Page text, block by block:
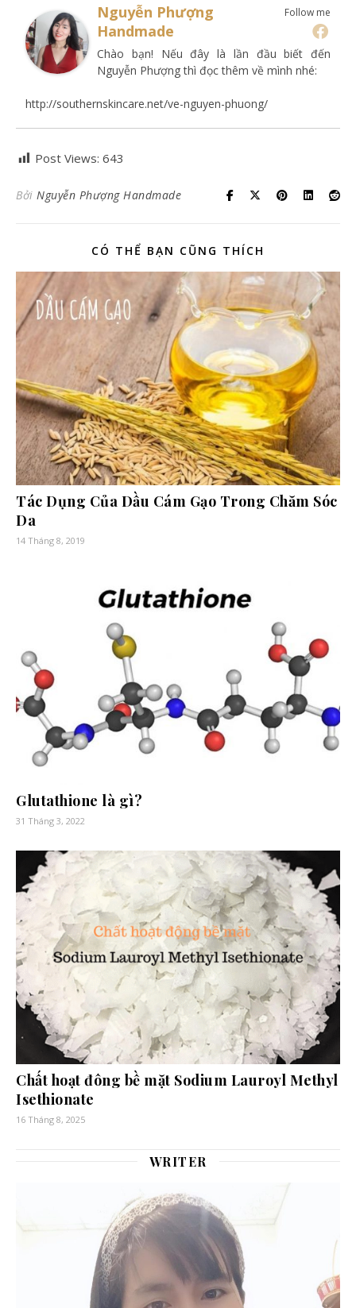
Follow me
Nguyễn Phượng
Handmade
Chào bạn! Nếu đây là lần đầu biết đến
Nguyễn Phượng thì đọc thêm về mình nhé:
http://southernskincare.net/ve-nguyen-phuong/
Post Views: 643
Bởi Nguyễn Phượng Handmade
CÓ THỂ BẠN CŨNG THÍCH
Tác Dụng Của Dầu Cám Gạo Trong Chăm Sóc
Da
14 Tháng 8, 2019
Glutathione là gì?
31 Tháng 3, 2022
Chất hoạt đông bề mặt Sodium Lauroyl Methyl
Isethionate
16 Tháng 8, 2025
WRITER